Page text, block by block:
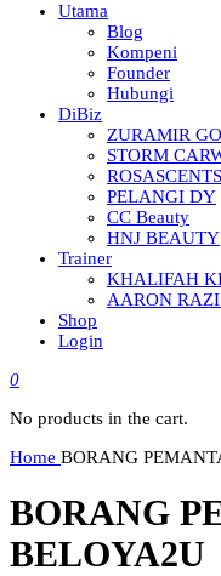
Utama
Blog
Kompeni
Founder
Hubungi
DiBiz
ZURAMIR
STORM
ROSASCENTS
PELANGI DY
CC Beauty
HNJ BEAUTY
Trainer
KHALIFAH
AARON
Shop
Login
0
No products in the cart.
Home BORANG
BORANG
BELOYA2U